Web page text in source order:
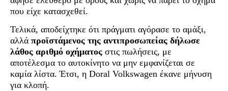
που είχε κατασχεθεί.
Τελικά, αποδείχτηκε ότι πράγματι αγόρασε το αμάξι,
αλλά προϊστάμενος της αντιπροσωπείας δήλωσε
λάθος αριθμό οχήματος στις πωλήσεις, με
αποτέλεσμα το αυτοκίνητο να μην εμφανίζεται σε
καμία λίστα. Έτσι, η Doral Volkswagen έκανε μήνυση
για κλοπή.